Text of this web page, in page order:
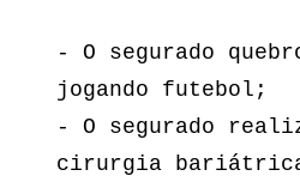
- O segurado
jogando futebol;
- O segurado
cirurgia